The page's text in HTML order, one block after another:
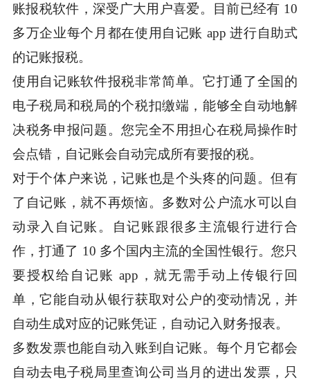
账报税软件，深受广大用户喜爱。目前已经有 10
多万企业每个月都在使用自记账 app 进行自助式
的记账报税。
使用自记账软件报税非常简单。它打通了全国的
电子税局和税局的个税扣缴端，能够全自动地解
决税务申报问题。您完全不用担心在税局操作时
会点错，自记账会自动完成所有要报的税。
对于个体户来说，记账也是个头疼的问题。但有
了自记账，就不再烦恼。多数对公户流水可以自
动录入自记账。自记账跟很多主流银行进行合
作，打通了 10 多个国内主流的全国性银行。您只
要授权给自记账 app，就无需手动上传银行回
单，它能自动从银行获取对公户的变动情况，并
自动生成对应的记账凭证，自动记入财务报表。
多数发票也能自动入账到自记账。每个月它都会
自动去电子税局里查询公司当月的进出发票，只